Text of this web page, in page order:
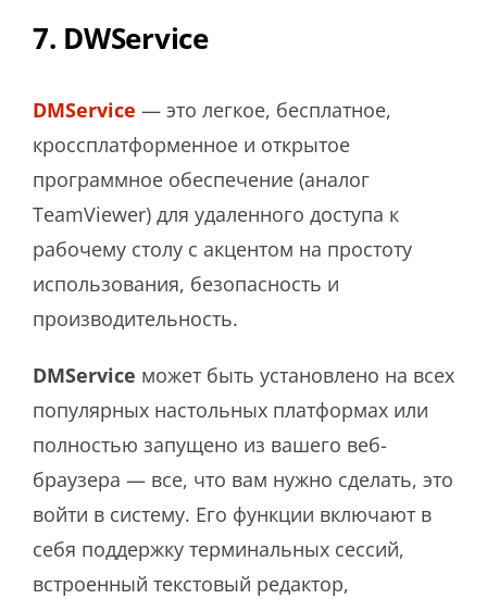
7. DWService
DMService — это легкое, бесплатное,
кроссплатформенное и открытое
программное обеспечение (аналог
TeamViewer) для удаленного доступа к
рабочему столу с акцентом на простоту
использования, безопасность и
производительность.
DMService может быть установлено на всех
популярных настольных платформах или
полностью запущено из вашего веб-
браузера — все, что вам нужно сделать, это
войти в систему. Его функции включают в
себя поддержку терминальных сессий,
встроенный текстовый редактор,